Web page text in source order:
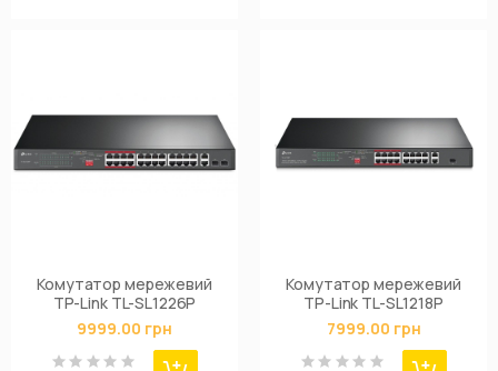
Комутатор мережевий
TP-Link TL-SL1226P
9999.00 грн
Комутатор мережевий
TP-Link TL-SL1218P
7999.00 грн